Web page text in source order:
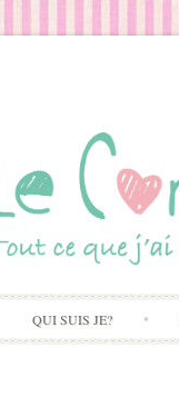
QUI SUIS JE?